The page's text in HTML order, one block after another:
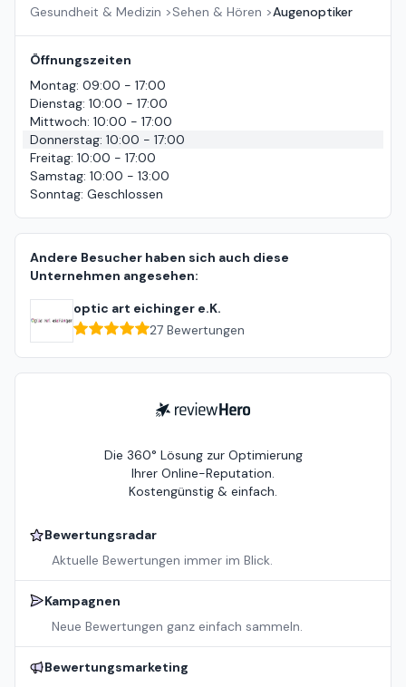
Gesundheit & Medizin >Sehen & Hören >Augenoptiker
Öffnungszeiten
Montag: 09:00 - 17:00
Dienstag: 10:00 - 17:00
Mittwoch: 10:00 - 17:00
Donnerstag: 10:00 - 17:00
Freitag: 10:00 - 17:00
Samstag: 10:00 - 13:00
Sonntag: Geschlossen
Andere Besucher haben sich auch diese
Unternehmen angesehen:
optic art eichinger e.K.
27 Bewertungen
ReviewHero
Die 360° Lösung zur Optimierung
Ihrer Online-Reputation.
Kostengünstig & einfach.
Bewertungsradar
Aktuelle Bewertungen immer im Blick.
Kampagnen
Neue Bewertungen ganz einfach sammeln.
Bewertungsmarketing